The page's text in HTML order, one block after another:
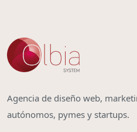
Agencia de diseño web,
autónomos, pymes y startups.